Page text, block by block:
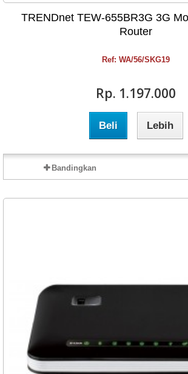
TRENDnet TEW-655BR3G 3G
Router
Ref: WA/56/SKG19
Rp‎. 1.197.000
Beli Lebih
Bandingkan